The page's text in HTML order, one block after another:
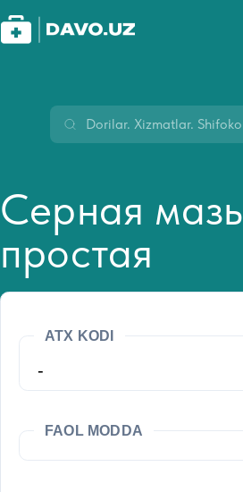
Серная мазь
простая
ATX KODI
-
FAOL MODDA